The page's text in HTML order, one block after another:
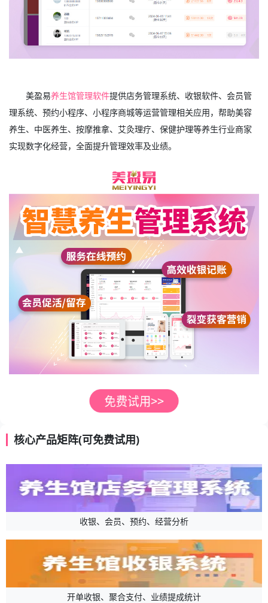
美盈易养生馆管理软件提供店务管理系统、收银软件、会员管
理系统、预约小程序、小程序商城等运营管理相关应用，帮助美容
养生、中医养生、按摩推拿、艾灸理疗、保健护理等养生行业商家
实现数字化经营，全面提升管理效率及业绩。
核心产品矩阵(可免费试用)
收银、会员、预约、经营分析
开单收银、聚合支付、业绩提成统计